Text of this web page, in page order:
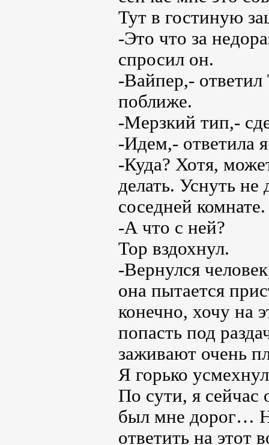
Тут в гостиную
-Это что за
спросил он.
-Вайпер,-
поближе.
-Мерзкий тип,-
-Идем,- ответила
-Куда? Хотя,
делать. Уснуть
соседней комнате.
-А что с ней?
Тор вздохнул.
-Вернулся
она пытается
конечно, хочу на
попасть под
заживают очень
Я горько
По сути, я сейчас
был мне дорог…
ответить на этот